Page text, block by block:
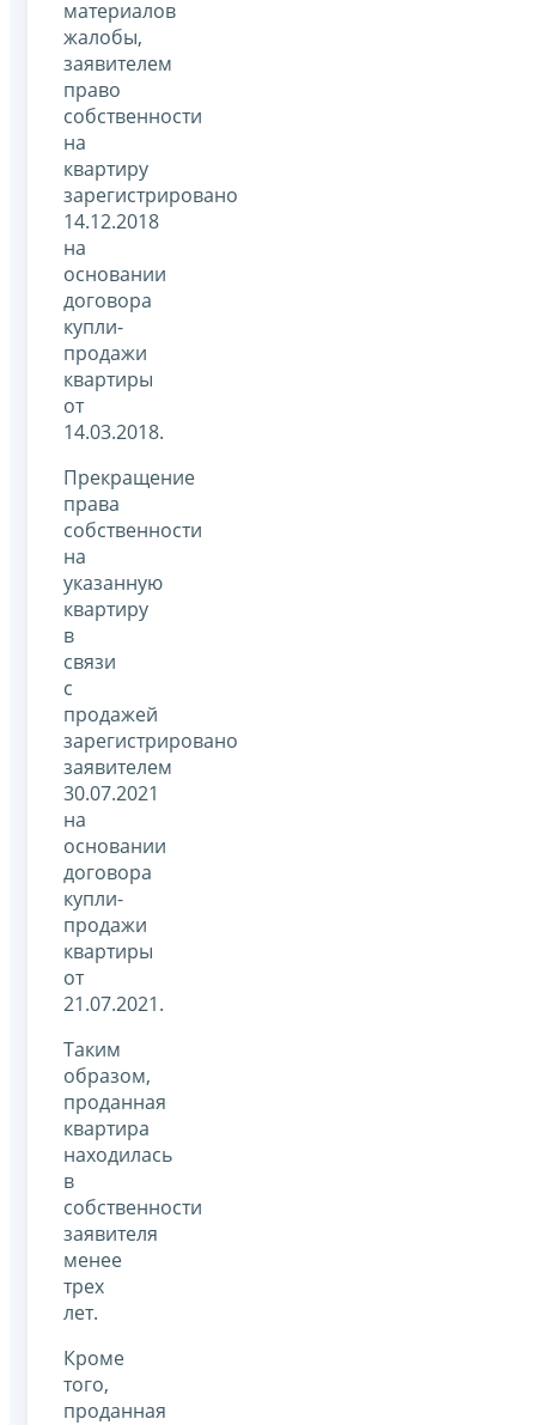
материалов
жалобы,
заявителем
право
собственности
на
квартиру
зарегистрировано
14.12.2018
на
основании
договора
купли-
продажи
квартиры
от
14.03.2018.
Прекращение
права
собственности
на
указанную
квартиру
в
связи
с
продажей
зарегистрировано
заявителем
30.07.2021
на
основании
договора
купли-
продажи
квартиры
от
21.07.2021.
Таким
образом,
проданная
квартира
находилась
в
собственности
заявителя
менее
трех
лет.
Кроме
того,
проданная